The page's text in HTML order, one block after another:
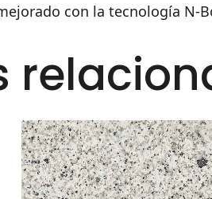
con la tecnología N-